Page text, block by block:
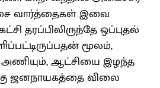
வார்த்தைகள் இவை
தரப்பிலிருந்தே ஒப்புதல்
மூலம்,
அணியும், ஆட்சியை இழந்த
ஜனநாயகத்தை விலை